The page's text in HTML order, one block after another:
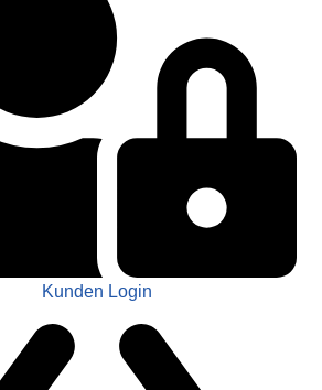
Kunden Login